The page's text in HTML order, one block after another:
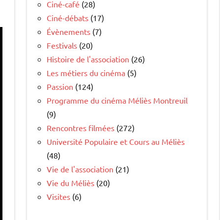
Ciné-café (28)
Ciné-débats (17)
Évènements (7)
Festivals (20)
Histoire de l'association (26)
Les métiers du cinéma (5)
Passion (124)
Programme du cinéma Méliès Montreuil
(9)
Rencontres filmées (272)
Université Populaire et Cours au Méliès
(48)
Vie de l'association (21)
Vie du Méliès (20)
Visites (6)